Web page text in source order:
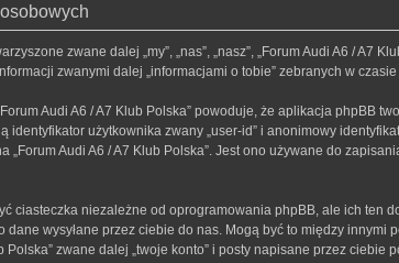
zwane dalej „my”, „nas”, „nasz”, „Forum Audi A6 / A7
zwanymi dalej „informacjami o tobie” zebranych w
Audi A6 / A7 Klub Polska” powoduje, że aplikacja phpBB
użytkownika zwany „user-id” i anonimowy
Audi A6 / A7 Klub Polska”. Jest ono używane do
ciasteczka niezależne od oprogramowania phpBB, ale ich ten
wysyłane przez ciebie do nas. Mogą być to między
Polska” zwane dalej „twoje konto” i posty napisane przez